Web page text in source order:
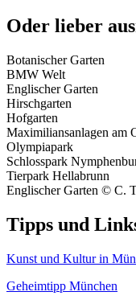
Oder lieber
Botanischer Garten
BMW Welt
Englischer Garten
Hirschgarten
Hofgarten
Maximiliansanlagen am
Olympiapark
Schlosspark
Tierpark Hellabrunn
Englischer Garten © C.
Tipps und
Kunst und Kultur in
Geheimtipp München